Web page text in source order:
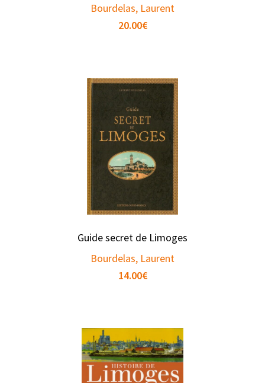
Bourdelas, Laurent
20.00€
Guide secret de Limoges
Bourdelas, Laurent
14.00€